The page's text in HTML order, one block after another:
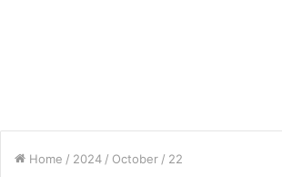
Home / 2024 / October / 22